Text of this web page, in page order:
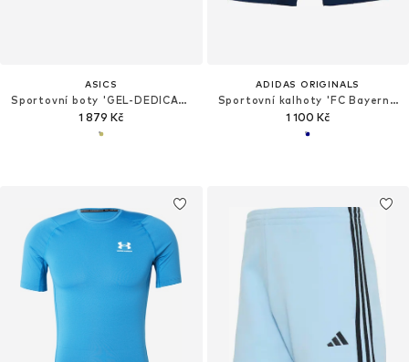
ASICS
Sportovní boty 'GEL-DEDICATE 9 CLAY'
1 879 Kč
ADIDAS ORIGINALS
Sportovní kalhoty 'FC Bayern München 26-27'
1 100 Kč